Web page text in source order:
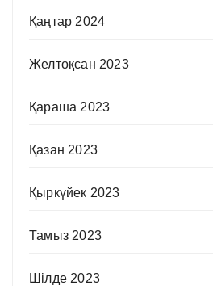
Қаңтар 2024
Желтоқсан 2023
Қараша 2023
Қазан 2023
Қыркүйек 2023
Тамыз 2023
Шілде 2023